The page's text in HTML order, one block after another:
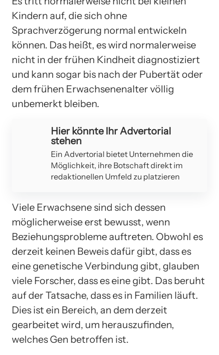
Kindern auf, die sich ohne
Sprachverzögerung normal entwickeln
können. Das heißt, es wird normalerweise
nicht in der frühen Kindheit diagnostiziert
und kann sogar bis nach der Pubertät oder
dem frühen Erwachsenenalter völlig
unbemerkt bleiben.
Hier könnte Ihr Advertorial
stehen
Ein Advertorial bietet Unternehmen die
Möglichkeit, ihre Botschaft direkt im
redaktionellen Umfeld zu platzieren
Viele Erwachsene sind sich dessen
möglicherweise erst bewusst, wenn
Beziehungsprobleme auftreten. Obwohl es
derzeit keinen Beweis dafür gibt, dass es
eine genetische Verbindung gibt, glauben
viele Forscher, dass es eine gibt. Das beruht
auf der Tatsache, dass es in Familien läuft.
Dies ist ein Bereich, an dem derzeit
gearbeitet wird, um herauszufinden,
welches Gen betroffen ist.